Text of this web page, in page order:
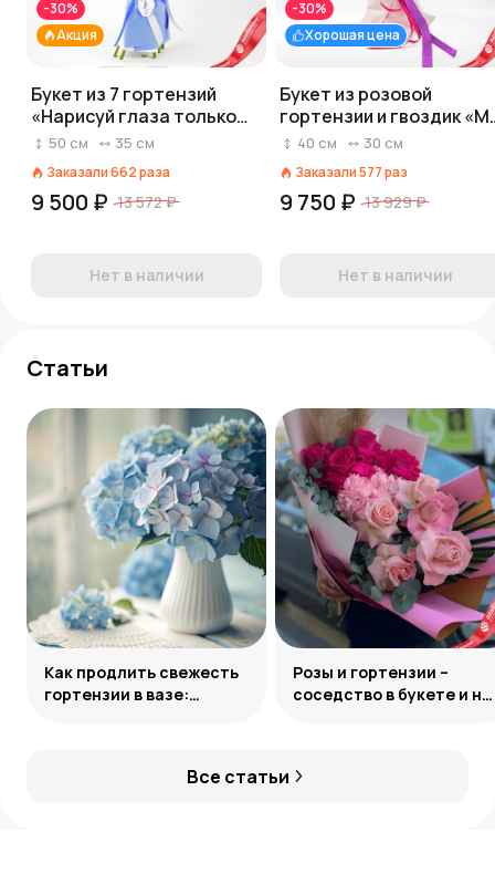
Акция
-30%
Букет из 7 гортензий
«Нарисуй глаза только
синим»
50 см 35 см
Заказали662раза
9 500 ₽ 13 572 ₽
Нет в наличии
Хорошая цена
-30%
Букет из розовой
гортензии и гвоздик
принцесса»
40 см 30 см
Заказали577раз
9 750 ₽ 13 929 ₽
Нет в наличии
Статьи
Все статьи
Как продлить свежесть
гортензии в вазе:
Розы и гортензии –
соседство в букете и на